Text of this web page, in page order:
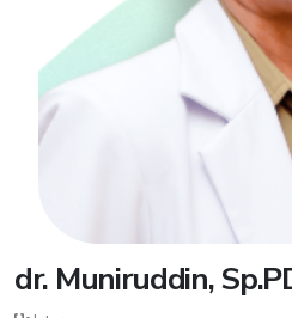
dr. Muniruddin,